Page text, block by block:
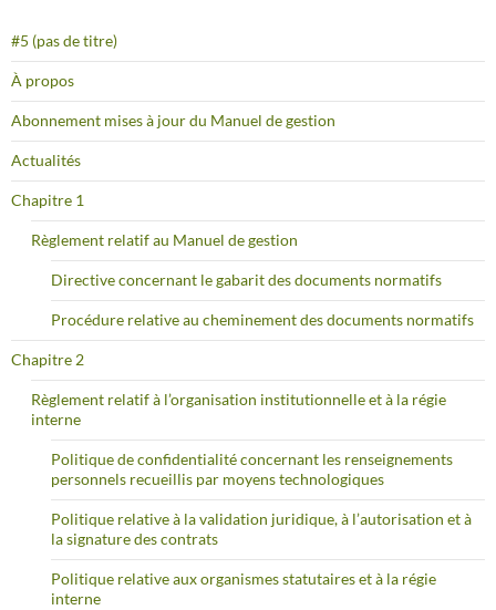
#5 (pas de titre)
À propos
Abonnement mises à jour du Manuel de gestion
Actualités
Chapitre 1
Règlement relatif au Manuel de gestion
Directive concernant le gabarit des documents normatifs
Procédure relative au cheminement des documents normatifs
Chapitre 2
Règlement relatif à l’organisation institutionnelle et à la régie
interne
Politique de confidentialité concernant les renseignements
personnels recueillis par moyens technologiques
Politique relative à la validation juridique, à l’autorisation et à
la signature des contrats
Politique relative aux organismes statutaires et à la régie
interne